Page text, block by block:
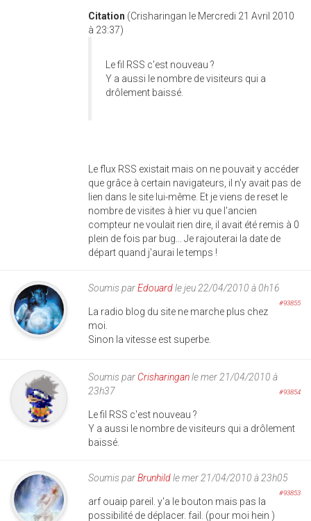
Citation (Crisharingan le Mercredi 21 Avril 2010
à 23:37)
Le fil RSS c'est nouveau ?
Y a aussi le nombre de visiteurs qui a
drôlement baissé.
Le flux RSS existait mais on ne pouvait y accéder
que grâce à certain navigateurs, il n'y avait pas de
lien dans le site lui-même. Et je viens de reset le
nombre de visites à hier vu que l'ancien
compteur ne voulait rien dire, il avait été remis à 0
plein de fois par bug... Je rajouterai la date de
départ quand j'aurai le temps !
Soumis parEdouardle jeu 22/04/2010 à 0h16
#93855
La radio blog du site ne marche plus chez
moi.
Sinon la vitesse est superbe.
Soumis par Crisharinganle mer 21/04/2010 à
23h37
#93854
Le fil RSS c'est nouveau ?
Y a aussi le nombre de visiteurs qui a drôlement
baissé.
Soumis parBrunhildle mer 21/04/2010 à 23h05
#93853
arf ouaip pareil. y'a le bouton mais pas la
possibilité de déplacer. fail. (pour moi hein )